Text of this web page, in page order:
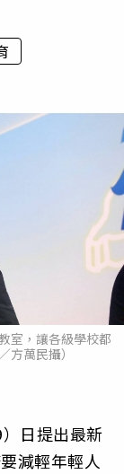
室，讓各級學校都
萬民攝）
日提出最新
減輕年輕人